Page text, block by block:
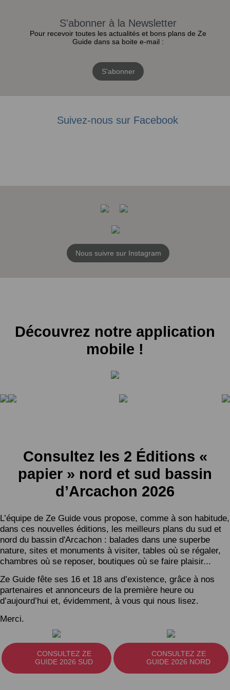
S'abonner à la Newsletter
Pour recevoir toutes les actualités et bons plans de Ze
Guide dans sa boite e-mail :
S'abonner
Suivez-nous sur Facebook
Nous suivre sur Instagram
Découvrez notre application
mobile !
Consultez les 2 Éditions «
papier » nord et sud bassin
d’Arcachon 2026
L’équipe de Ze Guide vous propose, comme à son habitude,
dans ces nouvelles éditions, les meilleurs plans du sud et
nord du bassin d'Arcachon : balades dans une superbe
nature, sites et monuments à visiter, tables où se régaler,
chambres où se reposer, boutiques où se faire plaisir...
Ze Guide fête ses 16 et 18 ans d’existence, grâce à nos
partenaires et annonceurs de la première heure ou
d’aujourd’hui et, évidemment, à vous qui nous lisez.
Merci.
CONSULTEZ ZE
GUIDE 2026 SUD
CONSULTEZ ZE
GUIDE 2026 NORD